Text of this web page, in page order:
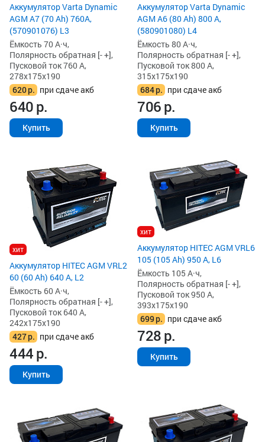
Аккумулятор Varta Dynamic
AGM A7 (70 Ah) 760A,
(570901076) L3
Ёмкость 70 А·ч,
Полярность обратная [- +],
Пусковой ток 760 А,
278x175x190
620р. при сдаче акб
640р.
Купить
Аккумулятор Varta Dynamic
AGM A6 (80 Ah) 800 А,
(580901080) L4
Ёмкость 80 А·ч,
Полярность обратная [- +],
Пусковой ток 800 А,
315x175x190
684р. при сдаче акб
706р.
Купить
хит
Аккумулятор HITEC AGM VRL2
60 (60 Ah) 640 А, L2
Ёмкость 60 А·ч,
Полярность обратная [- +],
Пусковой ток 640 А,
242x175x190
427р. при сдаче акб
444р.
Купить
хит
Аккумулятор HITEC AGM VRL6
105 (105 Ah) 950 А, L6
Ёмкость 105 А·ч,
Полярность обратная [- +],
Пусковой ток 950 А,
393x175x190
699р. при сдаче акб
728р.
Купить